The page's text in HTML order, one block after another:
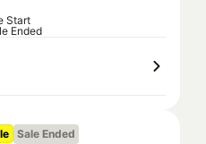
Start
Ended
Sale Ended